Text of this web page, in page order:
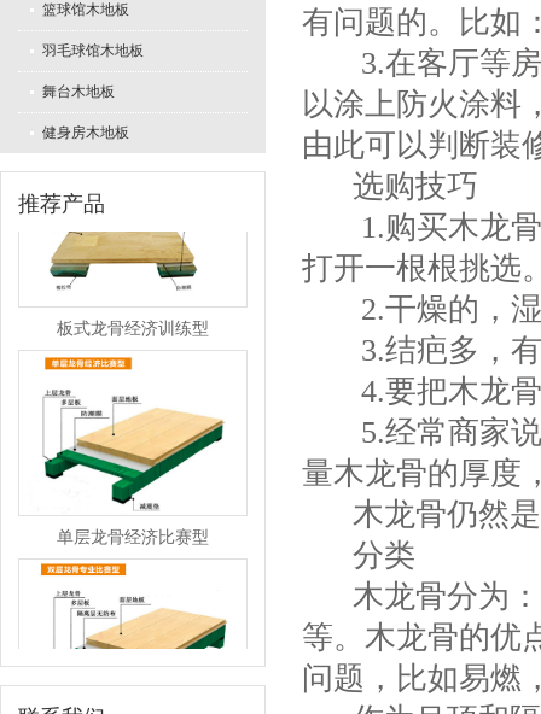
篮球馆木地板
羽毛球馆木地板
舞台木地板
健身房木地板
推荐产品
LVL型比赛结构
板式龙骨经济训练型
单层龙骨经济比赛型
有问题的。比如
3.在客厅等房
以涂上防火涂料
由此可以判断装
选购技巧
1.购买木龙骨
打开一根根挑选
2.干燥的，湿
3.结疤多，有
4.要把木龙骨
5.经常商家说
量木龙骨的厚度
木龙骨仍然是
分类
木龙骨分为：
等。木龙骨的优
问题，比如易燃